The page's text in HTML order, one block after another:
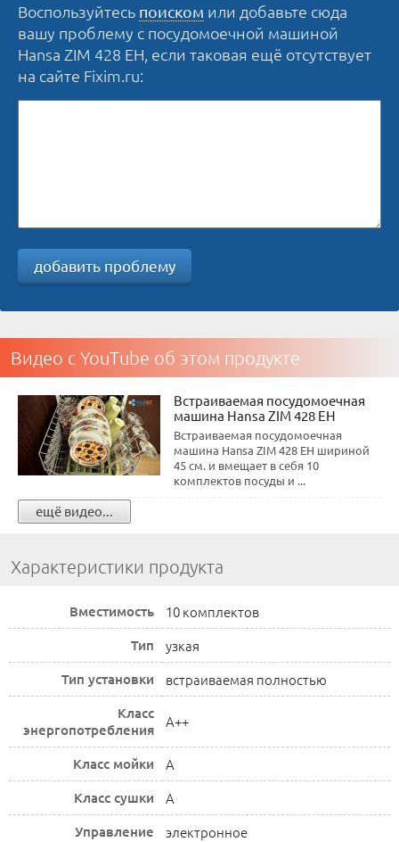
Воспользуйтесь поиском или добавьте сюда
вашу проблему с посудомоечной машиной
Hansa ZIM 428 EH, если таковая ещё отсутствует
на сайте Fixim.ru:
добавить проблему
Видео с YouTube об этом продукте
Встраиваемая посудомоечная
машина Hansa ZIM 428 EH
Встраиваемая посудомоечная
машина Hansa ZIM 428 EH шириной
45 см. и вмещает в себя 10
комплектов посуды и ...
ещё видео...
Характеристики продукта
Вместимость 10 комплектов
Тип узкая
Тип установки встраиваемая полностью
Класс
энергопотребления
A++
Класс мойки A
Класс сушки A
Управление электронное